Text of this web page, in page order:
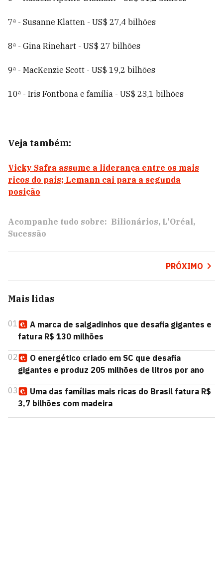
7ª - Susanne Klatten - US$ 27,4 bilhões
8ª - Gina Rinehart - US$ 27 bilhões
9ª - MacKenzie Scott - US$ 19,2 bilhões
10ª - Iris Fontbona e família - US$ 23,1 bilhões
Veja também:
Vicky Safra assume a liderança entre os mais
ricos do país; Lemann cai para a segunda
posição
Acompanhe tudo sobre: Bilionários L'Oréal
Sucessão
PRÓXIMO
Mais lidas
01
A marca de salgadinhos que desafia gigantes e
fatura R$ 130 milhões
02
O energético criado em SC que desafia
gigantes e produz 205 milhões de litros por ano
03
Uma das famílias mais ricas do Brasil fatura R$
3,7 bilhões com madeira